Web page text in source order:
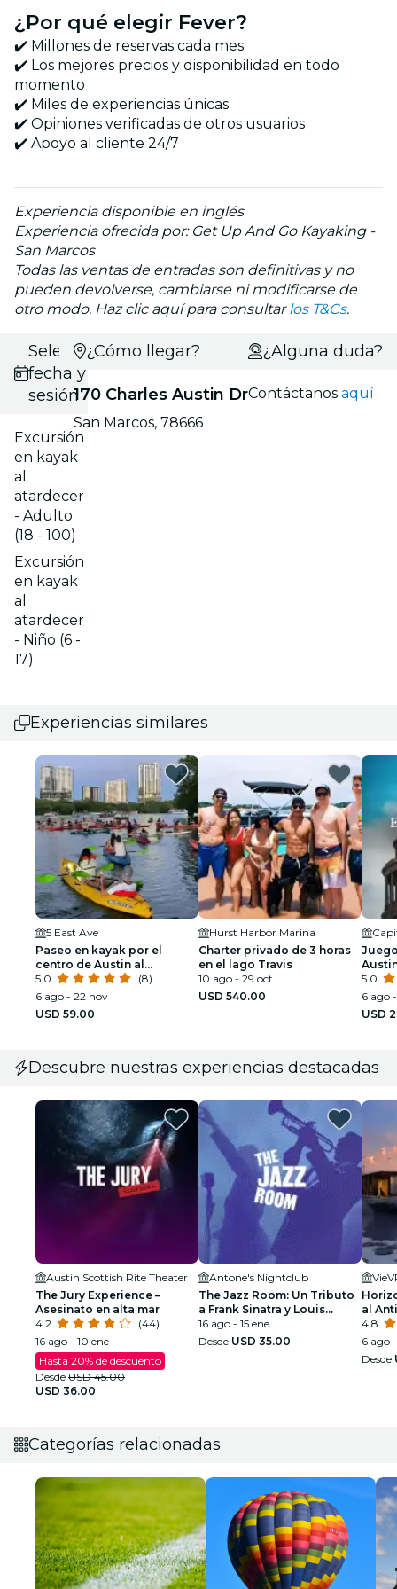
¿Por qué elegir Fever?
✔️ Millones de reservas cada mes
✔️ Los mejores precios y disponibilidad en todo
momento
✔️ Miles de experiencias únicas
✔️ Opiniones verificadas de otros usuarios
✔️ Apoyo al cliente 24/7
Experiencia disponible en inglés
Experiencia ofrecida por: Get Up And Go Kayaking -
San Marcos
Todas las ventas de entradas son definitivas y no
pueden devolverse, cambiarse ni modificarse de
otro modo. Haz clic aquí para consultar los T&Cs.
Selecciona
fecha y
sesión
Excursión
en kayak
al
atardecer
- Adulto
(18 - 100)
Excursión
en kayak
al
atardecer
- Niño (6 -
17)
¿Cómo llegar?
170 Charles Austin Dr
San Marcos, 78666
¿Alguna duda?
Contáctanosaquí
Experiencias similares
5 East Ave
Paseo en kayak por el
centro de Austin al
atardecer con 1,5 millones
de murciélagos
5.0
(8)
6 ago - 22 nov
USD 59.00
Hurst Harbor Marina
Charter privado de 3 horas
en el lago Travis
10 ago - 29 oct
USD 540.00
con
5.0
6 ago
USD
Descubre nuestras experiencias destacadas
Austin Scottish Rite Theater
The Jury Experience –
Asesinato en alta mar
4.2
(44)
16 ago - 10 ene
Hasta 20% de descuento
Desde USD 45.00
USD 36.00
Antone's Nightclub
The Jazz Room: Un Tributo
a Frank Sinatra y Louis
Armstrong
16 ago - 15 ene
Desde USD 35.00
al
4.8
6 ago
Desde
Categorías relacionadas